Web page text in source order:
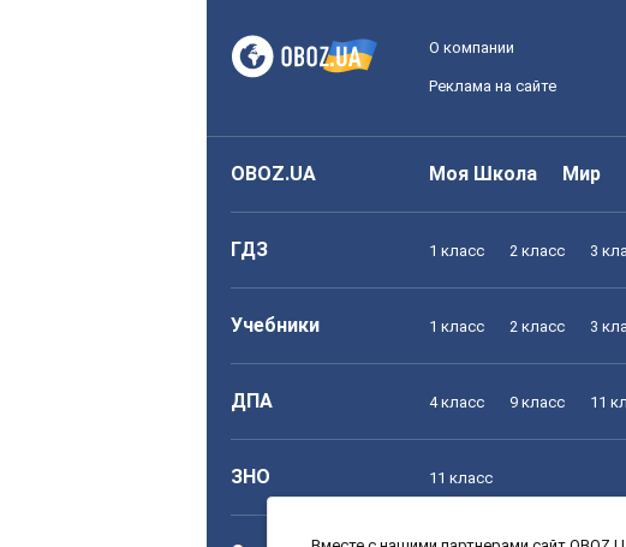
О компании
Реклама на сайте
OBOZ.UA Моя Школа Мир
ГДЗ 1 класс 2 класс 3
Учебники 1 класс 2 класс 3
ДПА 4 класс 9 класс 11
ЗНО 11 класс